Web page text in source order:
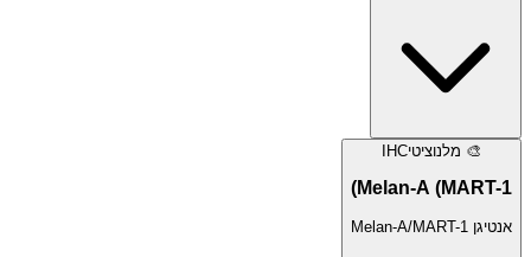
🎨 מלנוציטיIHC
Melan-A (MART-1)
אנטיגן Melan-A/MART-1